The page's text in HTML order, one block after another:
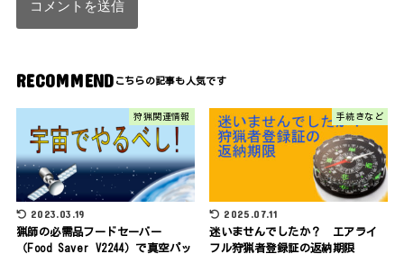
RECOMMEND
狩猟関連情報
2023.03.19
猟師の必需品フードセーバー
（Food Saver V2244）で真空パッ
手続きなど
2025.07.11
迷いませんでしたか？ エアライ
フル狩猟者登録証の返納期限